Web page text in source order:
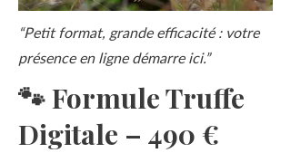
“Petit format, grande efficacité : votre
présence en ligne démarre ici.”
🐾 Formule Truffe
Digitale – 490 €